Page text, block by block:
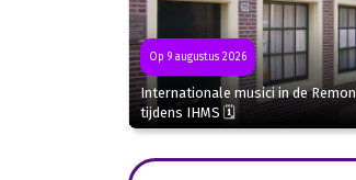
Op 9 augustus 2026
Internationale musici in de
tijdens IHMS 🗓